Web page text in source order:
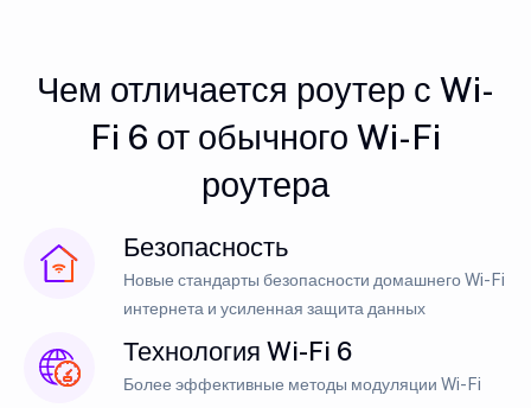
Чем отличается роутер с Wi-
Fi 6 от обычного Wi-Fi
роутера
Безопасность
Новые стандарты безопасности домашнего Wi-Fi
интернета и усиленная защита данных
Технология Wi-Fi 6
Более эффективные методы модуляции Wi-Fi